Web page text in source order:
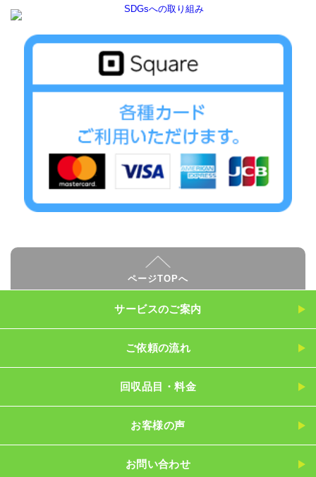
ページTOPへ
サービスのご案内
ご依頼の流れ
回収品目・料金
お客様の声
お問い合わせ